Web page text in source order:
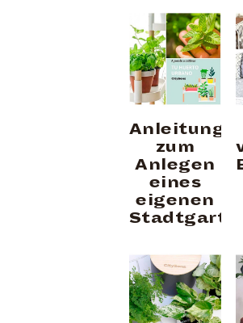
Anleitung
zum
Anlegen
eines
eigenen